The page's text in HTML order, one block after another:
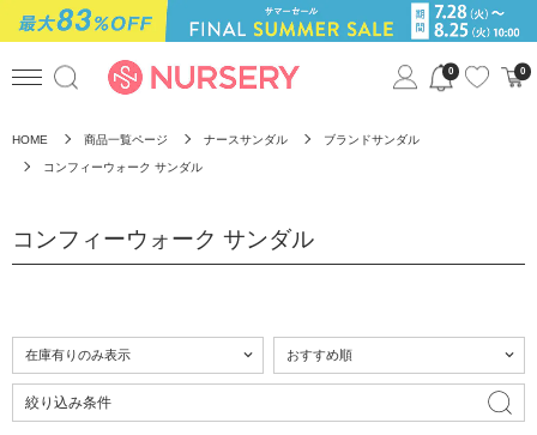
0 0
HOME 商品一覧ページ ナースサンダル ブランドサンダル
コンフィーウォーク サンダル
コンフィーウォーク サンダル
絞り込み条件